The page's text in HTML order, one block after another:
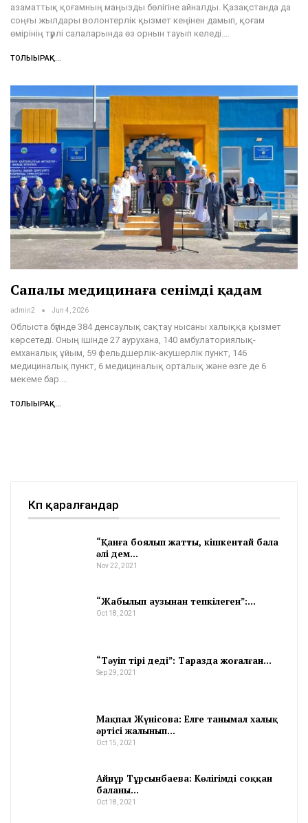
азаматтық қоғамның маңызды бөлігіне айналды. Қазақстанда да
соңғы жылдары волонтерлік қызмет кеңінен дамып, қоғам
өмірінің түрлі салаларында өз орнын тауып келеді.…
ТОЛЫҒЫРАҚ...
Сапалы медицинаға сенімді қадам
admin2 Jun 4, 2026
Облыста бүгінде 384 денсаулық сақтау нысаны халыққа қызмет
көрсетеді. Оның ішінде 27 аурухана, 140 амбулаториялық-
емханалық ұйым, 59 фельдшерлік-акушерлік пункт, 146
медициналық пункт, 6 медициналық орталық және өзге де 6
мекеме бар.…
ТОЛЫҒЫРАҚ...
Көп қаралғандар
“Қанға боялып жатты, кішкентай бала
әлі дем…
Nov 22, 2021
“Жабылып аузынан тепкілеген”:…
Oct 18, 2021
“Тәуіп тірі деді”: Таразда жоғалған…
Sep 29, 2021
Мақпал Жүнісова: Елге танымал халық
әртісі жалынып…
Oct 15, 2021
Айнұр Тұрсынбаева: Көлігімді соққан
баланы…
Oct 18, 2021